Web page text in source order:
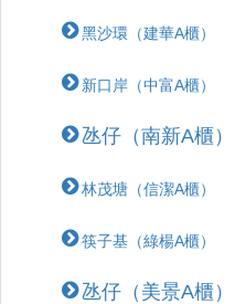
黑沙環（建華A櫃）
新口岸（中富A櫃）
氹仔（南新A櫃）
林茂塘（信潔A櫃）
筷子基（綠楊A櫃）
氹仔（美景A櫃）